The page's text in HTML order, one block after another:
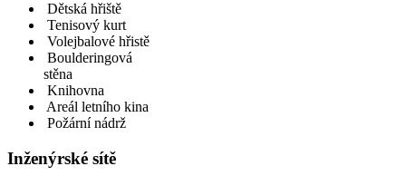
Dětská hřiště
Tenisový kurt
Volejbalové hřistě
Boulderingová
stěna
Knihovna
Areál letního kina
Požární nádrž
Inženýrské sítě